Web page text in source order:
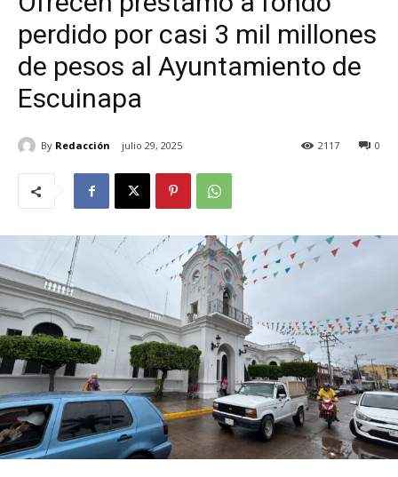
perdido por casi 3 mil millones
de pesos al Ayuntamiento de
Escuinapa
By Redacción julio 29, 2025 0
2117